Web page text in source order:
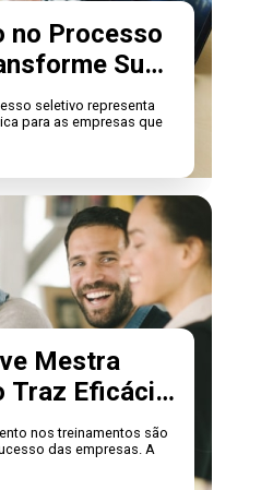
no Processo
Suas
em E...
seletivo representa
para as empresas que
Mestra
Traz Eficácia
nos Tre...
nos treinamentos são
das empresas. A